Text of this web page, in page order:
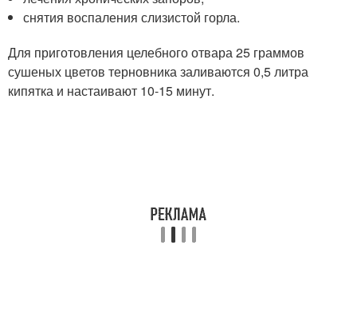
снятия воспаления слизистой горла.
Для приготовления целебного отвара 25 граммов
сушеных цветов терновника заливаются 0,5 литра
кипятка и настаивают 10-15 минут.